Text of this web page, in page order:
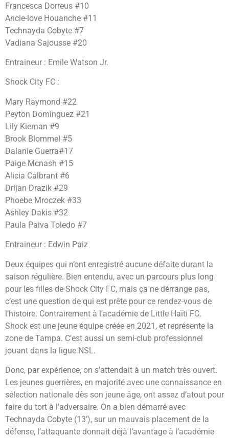
Francesca Dorreus #10
Ancie-love Houanche #11
Technayda Cobyte #7
Vadiana Sajousse #20
Entraineur : Emile Watson Jr.
Shock City FC :
Mary Raymond #22
Peyton Dominguez #21
Lily Kiernan #9
Brook Blommel #5
Dalanie Guerra#17
Paige Mcnash #15
Alicia Calbrant #6
Drijan Drazik #29
Phoebe Mroczek #33
Ashley Dakis #32
Paula Paiva Toledo #7
Entraineur : Edwin Paiz
Deux équipes qui n’ont enregistré aucune défaite durant la
saison régulière. Bien entendu, avec un parcours plus long
pour les filles de Shock City FC, mais ça ne dérrange pas,
c’est une question de qui est prête pour ce rendez-vous de
l’histoire. Contrairement à l’académie de Little Haïti FC,
Shock est une jeune équipe créée en 2021, et représente la
zone de Tampa. C’est aussi un semi-club professionnel
jouant dans la ligue NSL.
Donc, par expérience, on s’attendait à un match très ouvert.
Les jeunes guerrières, en majorité avec une connaissance en
sélection nationale dès son jeune âge, ont assez d’atout pour
faire du tort à l’adversaire. On a bien démarré avec
Technayda Cobyte (13′), sur un mauvais placement de la
défense, l’attaquante donnait déjà l’avantage à l’académie